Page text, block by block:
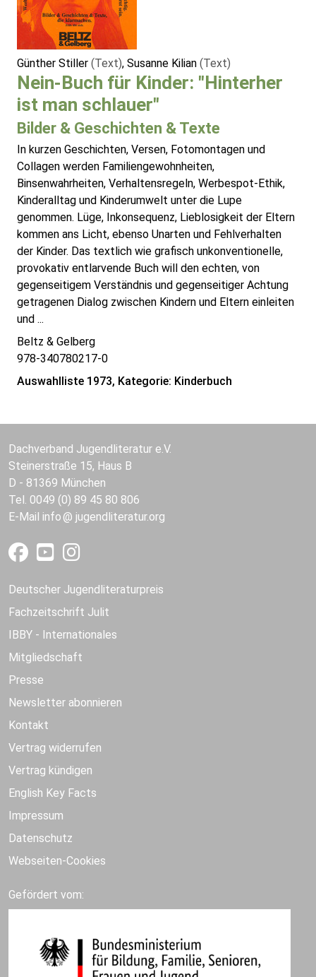
Günther Stiller (Text), Susanne Kilian (Text)
Nein-Buch für Kinder: "Hinterher
ist man schlauer"
Bilder & Geschichten & Texte
In kurzen Geschichten, Versen, Fotomontagen und
Collagen werden Familiengewohnheiten,
Binsenwahrheiten, Verhaltensregeln, Werbespot-Ethik,
Kinderalltag und Kinderumwelt unter die Lupe
genommen. Lüge, Inkonsequenz, Lieblosigkeit der Eltern
kommen ans Licht, ebenso Unarten und Fehlverhalten
der Kinder. Das textlich wie grafisch unkonventionelle,
provokativ entlarvende Buch will den echten, von
gegenseitigem Verständnis und gegenseitiger Achtung
getragenen Dialog zwischen Kindern und Eltern einleiten
und ...
Beltz & Gelberg
978-340780217-0
Auswahlliste 1973, Kategorie: Kinderbuch
Dachverband Jugendliteratur e.V.
Steinerstraße 15, Haus B
D - 81369 München
Tel. 0049 (0) 89 45 80 806
E-Mail info jugendliteratur.org
Deutscher Jugendliteraturpreis
Fachzeitschrift Julit
IBBY - Internationales
Mitgliedschaft
Presse
Newsletter abonnieren
Kontakt
Vertrag widerrufen
Vertrag kündigen
English Key Facts
Impressum
Datenschutz
Webseiten-Cookies
Gefördert vom: